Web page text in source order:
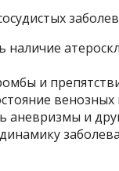
и
венозных
аневризмы и